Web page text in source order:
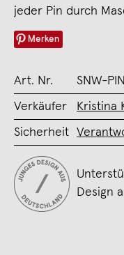
jeder Pin durch
Merken
Art. Nr. SNW-
Verkäufer Kristina
Sicherheit
Design